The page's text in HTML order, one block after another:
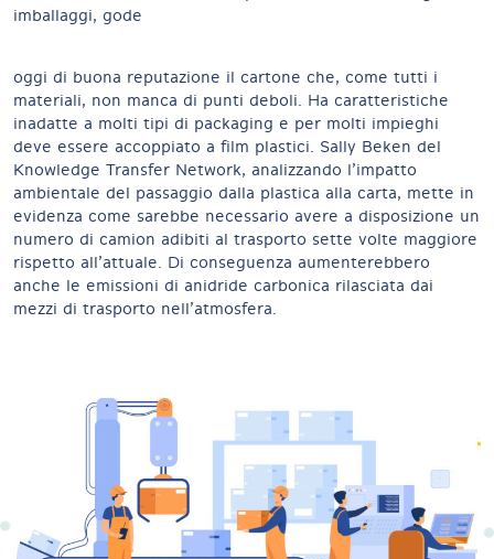
imballaggi, gode
oggi di buona reputazione il cartone che, come tutti i
materiali, non manca di punti deboli. Ha caratteristiche
inadatte a molti tipi di packaging e per molti impieghi
deve essere accoppiato a film plastici. Sally Beken del
Knowledge Transfer Network, analizzando l’impatto
ambientale del passaggio dalla plastica alla carta, mette in
evidenza come sarebbe necessario avere a disposizione un
numero di camion adibiti al trasporto sette volte maggiore
rispetto all’attuale. Di conseguenza aumenterebbero
anche le emissioni di anidride carbonica rilasciata dai
mezzi di trasporto nell’atmosfera.